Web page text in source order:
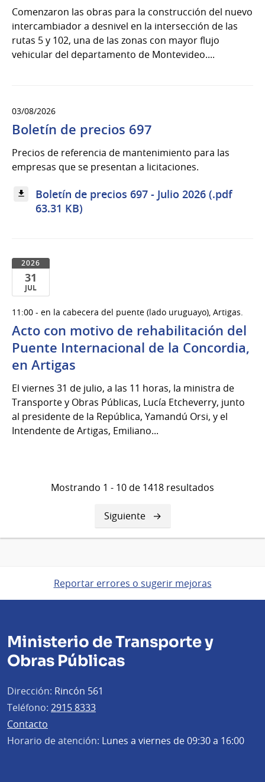
Comenzaron las obras para la construcción del nuevo
intercambiador a desnivel en la intersección de las
rutas 5 y 102, una de las zonas con mayor flujo
vehicular del departamento de Montevideo....
03/08/2026
Boletín de precios 697
Precios de referencia de mantenimiento para las
empresas que se presentan a licitaciones.
Boletín de precios 697 - Julio 2026 (.pdf
63.31 KB)
2026
31
JUL
de
Jul
del
2026
11:00 - en la cabecera del puente (lado uruguayo), Artigas.
Acto con motivo de rehabilitación del
Puente Internacional de la Concordia,
en Artigas
El viernes 31 de julio, a las 11 horas, la ministra de
Transporte y Obras Públicas, Lucía Etcheverry, junto
al presidente de la República, Yamandú Orsi, y el
Intendente de Artigas, Emiliano...
Mostrando 1 - 10 de 1418 resultados
Siguiente
página
Siguiente
Reportar errores o sugerir mejoras
Ministerio de Transporte y
Obras Públicas
Dirección: Rincón 561
Teléfono: 2915 8333
Contacto
Horario de atención: Lunes a viernes de 09:30 a 16:00